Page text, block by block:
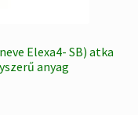
Elexa4- SB) atka
anyag